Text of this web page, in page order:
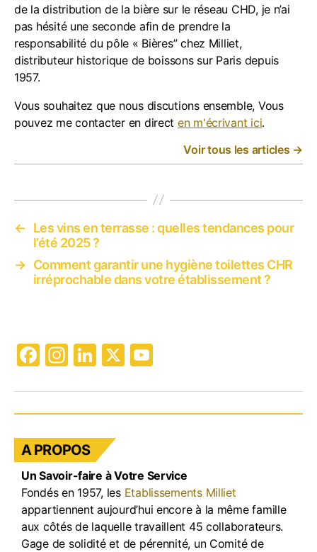
de la distribution de la bière sur le réseau CHD, je n’ai
pas hésité une seconde afin de prendre la
responsabilité du pôle « Bières” chez Milliet,
distributeur historique de boissons sur Paris depuis
1957.
Vous souhaitez que nous discutions ensemble, Vous
pouvez me contacter en direct en m'écrivant ici.
Voir tous les articles →
←
Les vins en terrasse : quelles tendances pour
l’été 2025 ?
→ Comment garantir une hygiène toilettes CHR
irréprochable dans votre établissement ?
F
c
e
b
o
o
k
In
a
gr
a
m
Li
k
e
dI
n
X
u
T
b
e
A PROPOS
Un Savoir-faire à Votre Service
Fondés en 1957, les Etablissements Milliet
appartiennent aujourd’hui encore à la même famille
aux côtés de laquelle travaillent 45 collaborateurs.
Gage de solidité et de pérennité, un Comité de